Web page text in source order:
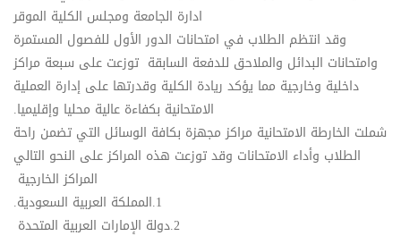
ادارة الجامعة ومجلس الكلية الموقر
​وقد انتظم الطلاب في امتحانات الدور الأول للفصول المستمرة
وامتحانات البدائل والملاحق للدفعة السابقة توزعت على سبعة مراكز
داخلية وخارجية مما يؤكد ريادة الكلية وقدرتها على إدارة العملية
الامتحانية بكفاءة عالية محليا وإقليميا.
​شملت الخارطة الامتحانية مراكز مجهزة بكافة الوسائل التي تضمن راحة
الطلاب وأداء الامتحانات وقد توزعت هذه المراكز على النحو التالي
​المراكز الخارجية
1.المملكة العربية السعودية.